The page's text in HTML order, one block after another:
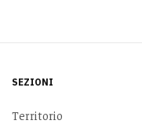
SEZIONI
Territorio